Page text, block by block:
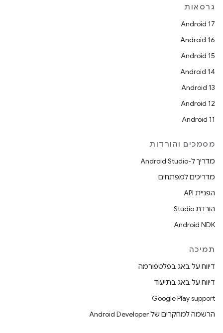
גרסאות
Android 17
Android 16
Android 15
Android 14
Android 13
Android 12
Android 11
מסמכים והורדות
מדריך ל-Android Studio
מדריכים למפתחים
הפניית API
הורדת Studio
Android NDK
תמיכה
דיווח על באג בפלטפורמה
דיווח על באג בתיעוד
Google Play support
הרשמה למחקרים של Android Developer